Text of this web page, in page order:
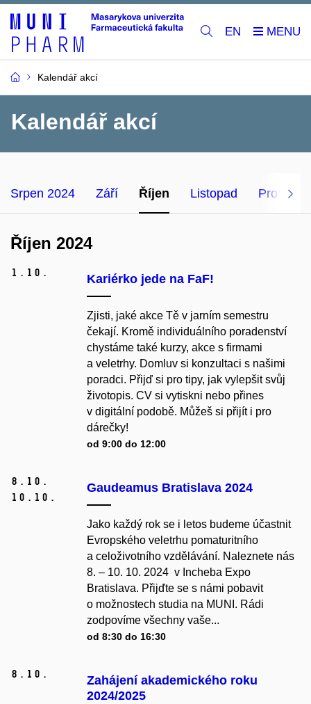
EN
Kalendář akcí
Kalendář akcí
Srpen 2024 Září Říjen Listopad Prosinec
Říjen 2024
1. 10. Kariérko jede na FaF!
Zjisti, jaké akce Tě v jarním semestru
čekají. Kromě individuálního poradenství
chystáme také kurzy, akce s firmami
a veletrhy. Domluv si konzultaci s našimi
poradci. Přijď si pro tipy, jak vylepšit svůj
životopis. CV si vytiskni nebo přines
v digitální podobě. Můžeš si přijít i pro
dárečky!
od 9:00 do 12:00
8. 10.
10. 10.
Gaudeamus Bratislava 2024
Jako každý rok se i letos budeme účastnit
Evropského veletrhu pomaturitního
a celoživotního vzdělávání. Naleznete nás
8. – 10. 10. 2024 v Incheba Expo
Bratislava. Přijďte se s námi pobavit
o možnostech studia na MUNI. Rádi
zodpovíme všechny vaše...
od 8:30 do 16:30
8. 10.
Zahájení akademického roku
2024/2025